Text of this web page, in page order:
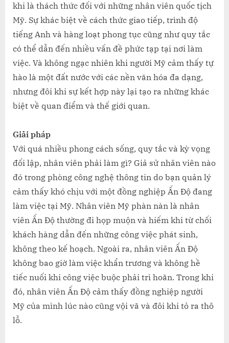
sự
khác
biệt
giữa
các
nền
văn
hóa
khi là thách thức đối với những nhân viên quốc tịch
Mỹ. Sự khác biệt về cách thức giao tiếp, trình độ
tiếng Anh và hàng loạt phong tục cũng như quy tắc
có thể dẫn đến nhiều vấn đề phức tạp tại nơi làm
việc. Và không ngạc nhiên khi người Mỹ cảm thấy tự
hào là một đất nước với các nền văn hóa đa dạng,
nhưng đôi khi sự kết hợp này lại tạo ra những khác
biệt về quan điểm và thế giới quan.
Giải pháp
Với quá nhiều phong cách sống, quy tắc và kỳ vọng
đối lập, nhân viên phải làm gì? Giả sử nhân viên nào
đó trong phòng công nghệ thông tin do bạn quản lý
cảm thấy khó chịu với một đồng nghiệp Ấn Độ đang
làm việc tại Mỹ. Nhân viên Mỹ phàn nàn là nhân
viên Ấn Độ thường đi họp muộn và hiếm khi từ chối
khách hàng dẫn đến những công việc phát sinh,
không theo kế hoạch. Ngoài ra, nhân viên Ấn Độ
không bao giờ làm việc khẩn trương và không hề
tiếc nuối khi công việc buộc phải trì hoãn. Trong khi
đó, nhân viên Ấn Độ cảm thấy đồng nghiệp người
Mỹ của mình lúc nào cũng vội vã và đôi khi tỏ ra thô
lỗ.